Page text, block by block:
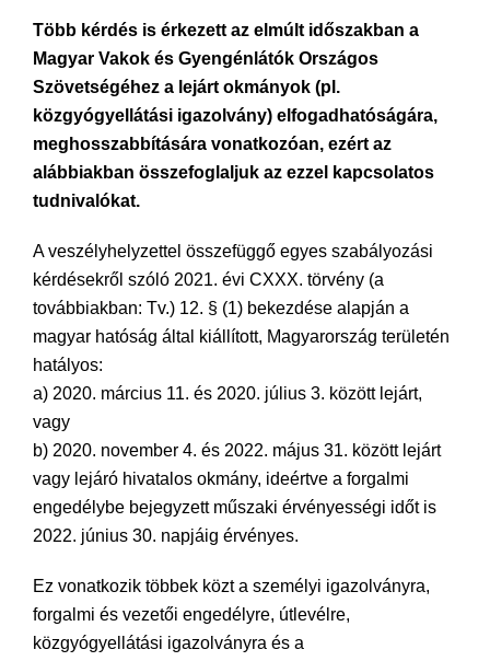
Több kérdés is érkezett az elmúlt időszakban a
Magyar Vakok és Gyengénlátók Országos
Szövetségéhez a lejárt okmányok (pl.
közgyógyellátási igazolvány) elfogadhatóságára,
meghosszabbítására vonatkozóan, ezért az
alábbiakban összefoglaljuk az ezzel kapcsolatos
tudnivalókat.
A veszélyhelyzettel összefüggő egyes szabályozási
kérdésekről szóló 2021. évi CXXX. törvény (a
továbbiakban: Tv.) 12. § (1) bekezdése alapján a
magyar hatóság által kiállított, Magyarország területén
hatályos:
a) 2020. március 11. és 2020. július 3. között lejárt,
vagy
b) 2020. november 4. és 2022. május 31. között lejárt
vagy lejáró hivatalos okmány, ideértve a forgalmi
engedélybe bejegyzett műszaki érvényességi időt is
2022. június 30. napjáig érvényes.
Ez vonatkozik többek közt a személyi igazolványra,
forgalmi és vezetői engedélyre, útlevélre,
közgyógyellátási igazolványra és a